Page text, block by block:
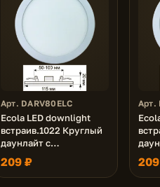
Арт. DARV80ELC
Ecola LED downlight
встраив.1022 Круглый
даунлайт с
креплением под любое
отверстие (50-100mm)
8W 220V 4200K 115x20
209 ₽
Арт.
8W